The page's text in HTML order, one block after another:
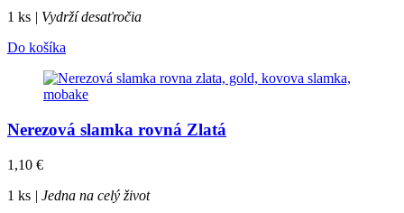
1 ks | Vydrží desaťročia
Do košíka
Nerezová slamka rovná Zlatá
1,10 €
1 ks | Jedna na celý život